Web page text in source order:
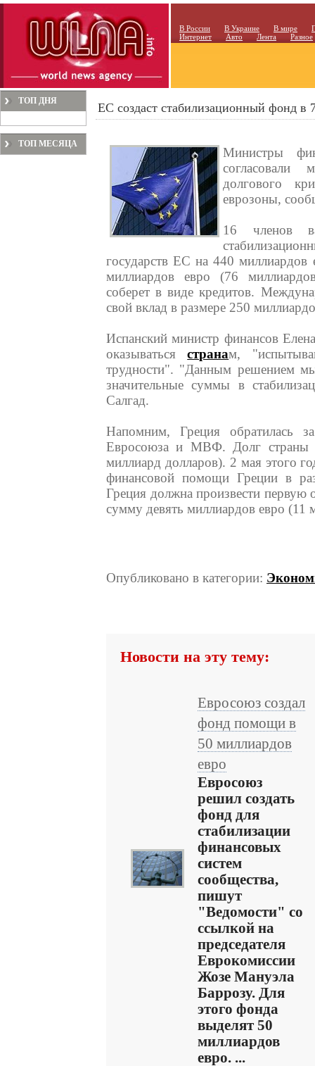
В России В Украине В мире
Интернет
Авто Лента Разное
ТОП ДНЯ
ТОП МЕСЯЦА
ЕС создаст стабилизационный фонд в
Министры
согласовали
долгового
еврозоны,
16 членов
государств ЕС на 440
миллиардов евро (76
соберет в виде кредитов.
свой вклад в размере 250
Испанский министр финансов
оказыватьсястранам,
трудности". "Данным решением
значительные суммы в
Салгад.
Напомним, Греция
Евросоюза и МВФ. Долг страны
миллиард долларов). 2 мая этого
финансовой помощи Греции в
Греция должна произвести первую
сумму девять миллиардов евро (11
Опубликовано в категории:
Новости на эту тему:
Евросоюз создал
фонд помощи в
50 миллиардов
евро
Евросоюз
решил создать
фонд для
стабилизации
финансовых
систем
сообщества,
пишут
"Ведомости" со
ссылкой на
председателя
Еврокомиссии
Жозе Мануэла
Баррозу. Для
этого фонда
выделят 50
миллиардов
евро. ...